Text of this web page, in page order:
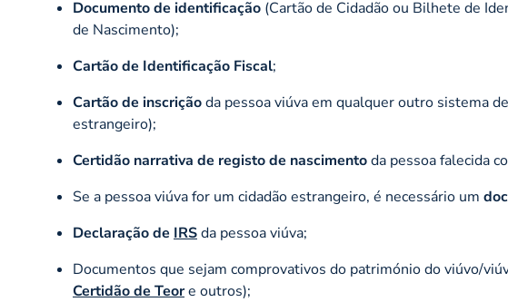
Documento de identificação (Cartão de Cidadão ou Bilhete de
de Nascimento);
Cartão de Identificação Fiscal;
Cartão de inscriçãoda pessoa viúva em qualquer outro sistema
estrangeiro);
Certidão narrativa de registo de nascimentoda pessoa falecida
Se a pessoa viúva for um cidadão estrangeiro, é necessário um
Declaração de IRSda pessoa viúva;
Documentos que sejam comprovativos do património do viúvo/
Certidão de Teore outros);